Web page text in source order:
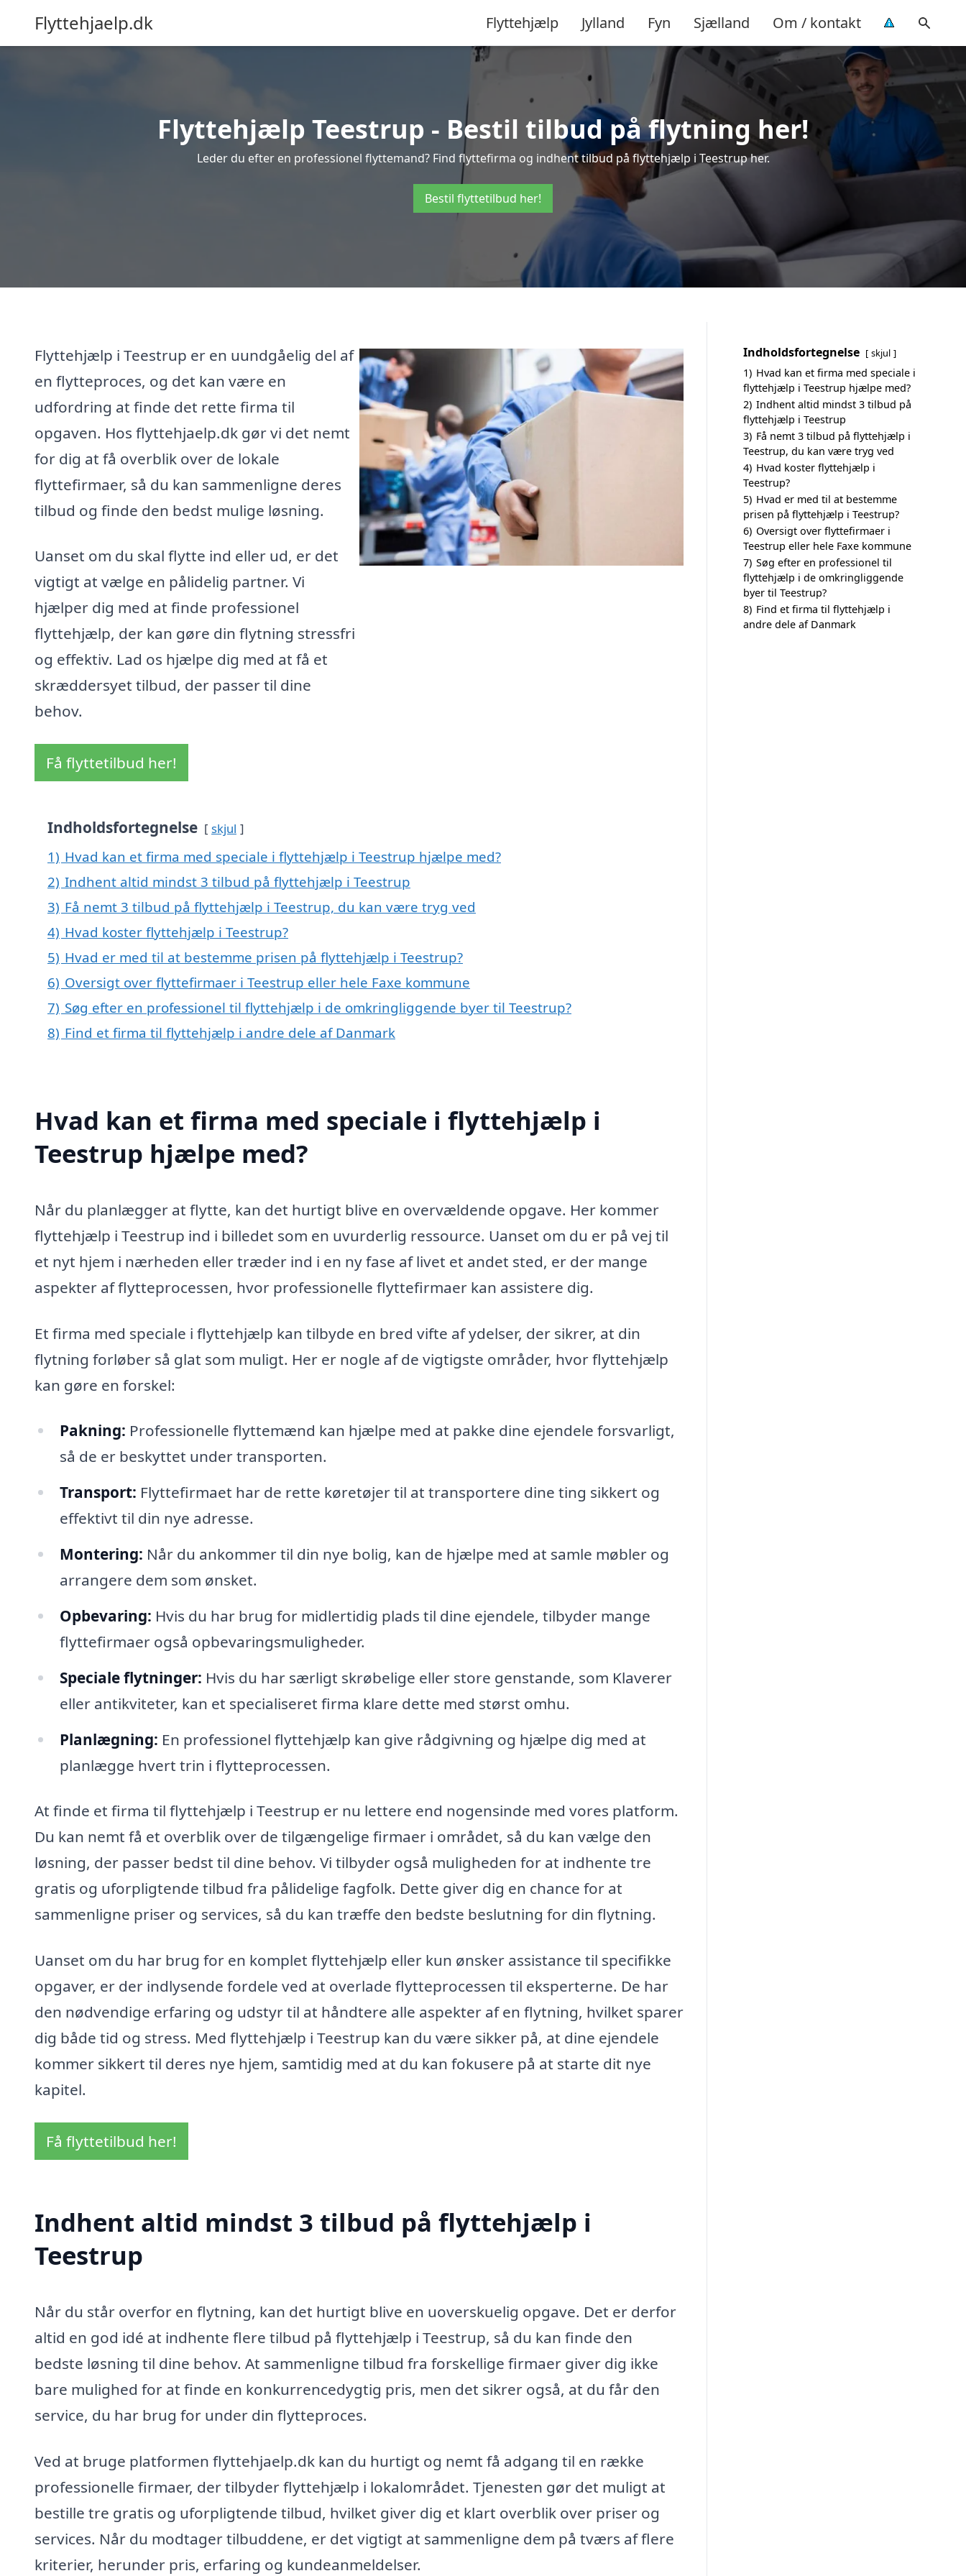
Flyttehjaelp.dk Flyttehjælp Jylland Fyn Sjælland Om / kontakt
Flyttehjælp Teestrup - Bestil tilbud på flytning her!
Leder du efter en professionel flyttemand? Find flyttefirma og indhent tilbud på flyttehjælp i Teestrup her.
Bestil flyttetilbud her!
Flyttehjælp i Teestrup er en uundgåelig del af
en flytteproces, og det kan være en
udfordring at finde det rette firma til
opgaven. Hos flyttehjaelp.dk gør vi det nemt
for dig at få overblik over de lokale
flyttefirmaer, så du kan sammenligne deres
tilbud og finde den bedst mulige løsning.
Uanset om du skal flytte ind eller ud, er det
vigtigt at vælge en pålidelig partner. Vi
hjælper dig med at finde professionel
flyttehjælp, der kan gøre din flytning stressfri
og effektiv. Lad os hjælpe dig med at få et
skræddersyet tilbud, der passer til dine
behov.
Få flyttetilbud her!
Indholdsfortegnelse skjul
1) Hvad kan et firma med speciale i flyttehjælp i Teestrup hjælpe med?
2) Indhent altid mindst 3 tilbud på flyttehjælp i Teestrup
3) Få nemt 3 tilbud på flyttehjælp i Teestrup, du kan være tryg ved
4) Hvad koster flyttehjælp i Teestrup?
5) Hvad er med til at bestemme prisen på flyttehjælp i Teestrup?
6) Oversigt over flyttefirmaer i Teestrup eller hele Faxe kommune
7) Søg efter en professionel til flyttehjælp i de omkringliggende byer til Teestrup?
8) Find et firma til flyttehjælp i andre dele af Danmark
Hvad kan et firma med speciale i flyttehjælp i
Teestrup hjælpe med?
Når du planlægger at flytte, kan det hurtigt blive en overvældende opgave. Her kommer
flyttehjælp i Teestrup ind i billedet som en uvurderlig ressource. Uanset om du er på vej til
et nyt hjem i nærheden eller træder ind i en ny fase af livet et andet sted, er der mange
aspekter af flytteprocessen, hvor professionelle flyttefirmaer kan assistere dig.
Et firma med speciale i flyttehjælp kan tilbyde en bred vifte af ydelser, der sikrer, at din
flytning forløber så glat som muligt. Her er nogle af de vigtigste områder, hvor flyttehjælp
kan gøre en forskel:
Pakning: Professionelle flyttemænd kan hjælpe med at pakke dine ejendele forsvarligt,
så de er beskyttet under transporten.
Transport: Flyttefirmaet har de rette køretøjer til at transportere dine ting sikkert og
effektivt til din nye adresse.
Montering: Når du ankommer til din nye bolig, kan de hjælpe med at samle møbler og
arrangere dem som ønsket.
Opbevaring: Hvis du har brug for midlertidig plads til dine ejendele, tilbyder mange
flyttefirmaer også opbevaringsmuligheder.
Speciale flytninger: Hvis du har særligt skrøbelige eller store genstande, som Klaverer
eller antikviteter, kan et specialiseret firma klare dette med størst omhu.
Planlægning: En professionel flyttehjælp kan give rådgivning og hjælpe dig med at
planlægge hvert trin i flytteprocessen.
At finde et firma til flyttehjælp i Teestrup er nu lettere end nogensinde med vores platform.
Du kan nemt få et overblik over de tilgængelige firmaer i området, så du kan vælge den
løsning, der passer bedst til dine behov. Vi tilbyder også muligheden for at indhente tre
gratis og uforpligtende tilbud fra pålidelige fagfolk. Dette giver dig en chance for at
sammenligne priser og services, så du kan træffe den bedste beslutning for din flytning.
Uanset om du har brug for en komplet flyttehjælp eller kun ønsker assistance til specifikke
opgaver, er der indlysende fordele ved at overlade flytteprocessen til eksperterne. De har
den nødvendige erfaring og udstyr til at håndtere alle aspekter af en flytning, hvilket sparer
dig både tid og stress. Med flyttehjælp i Teestrup kan du være sikker på, at dine ejendele
kommer sikkert til deres nye hjem, samtidig med at du kan fokusere på at starte dit nye
kapitel.
Få flyttetilbud her!
Indhent altid mindst 3 tilbud på flyttehjælp i
Teestrup
Når du står overfor en flytning, kan det hurtigt blive en uoverskuelig opgave. Det er derfor
altid en god idé at indhente flere tilbud på flyttehjælp i Teestrup, så du kan finde den
bedste løsning til dine behov. At sammenligne tilbud fra forskellige firmaer giver dig ikke
bare mulighed for at finde en konkurrencedygtig pris, men det sikrer også, at du får den
service, du har brug for under din flytteproces.
Ved at bruge platformen flyttehjaelp.dk kan du hurtigt og nemt få adgang til en række
professionelle firmaer, der tilbyder flyttehjælp i lokalområdet. Tjenesten gør det muligt at
bestille tre gratis og uforpligtende tilbud, hvilket giver dig et klart overblik over priser og
services. Når du modtager tilbuddene, er det vigtigt at sammenligne dem på tværs af flere
kriterier, herunder pris, erfaring og kundeanmeldelser.
Indholdsfortegnelse skjul
1) Hvad kan et firma med speciale i
flyttehjælp i Teestrup hjælpe med?
2) Indhent altid mindst 3 tilbud på
flyttehjælp i Teestrup
3) Få nemt 3 tilbud på flyttehjælp i
Teestrup, du kan være tryg ved
4) Hvad koster flyttehjælp i
Teestrup?
5) Hvad er med til at bestemme
prisen på flyttehjælp i Teestrup?
6) Oversigt over flyttefirmaer i
Teestrup eller hele Faxe kommune
7) Søg efter en professionel til
flyttehjælp i de omkringliggende
byer til Teestrup?
8) Find et firma til flyttehjælp i
andre dele af Danmark